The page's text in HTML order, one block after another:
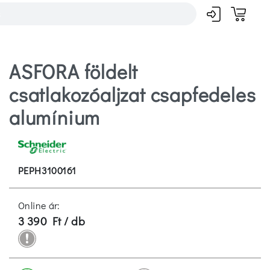
ASFORA földelt
csatlakozóaljzat csapfedeles
alumínium
PEPH3100161
Online ár:
3 390 Ft / db